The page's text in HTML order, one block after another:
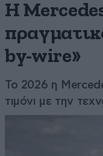
Η
by-wire»
Το 2026 η
τιμόνι με την